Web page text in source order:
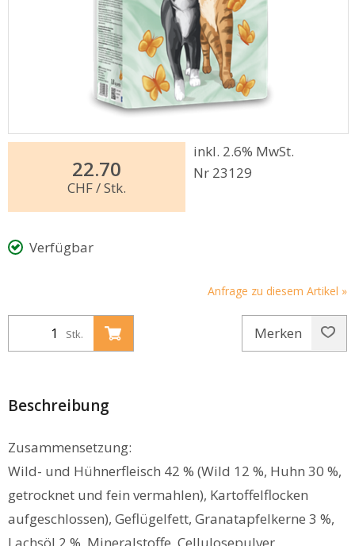
22.70
CHF/ Stk.
inkl. 2.6% MwSt.
Nr 23129
Verfügbar
Anfrage zu diesem Artikel »
Stk. Merken
Beschreibung
Zusammensetzung:
Wild- und Hühnerfleisch 42 % (Wild 12 %, Huhn 30 %,
getrocknet und fein vermahlen), Kartoffelflocken
aufgeschlossen), Geflügelfett, Granatapfelkerne 3 %,